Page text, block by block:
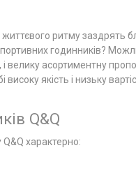
ритму заздрять
годинників?
велику асортиментну
якість і низьку
Q&Q
характерно: